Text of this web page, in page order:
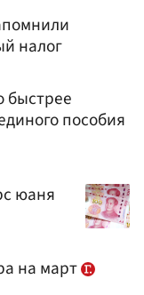
налог
быстрее
пособия
юаня
на март